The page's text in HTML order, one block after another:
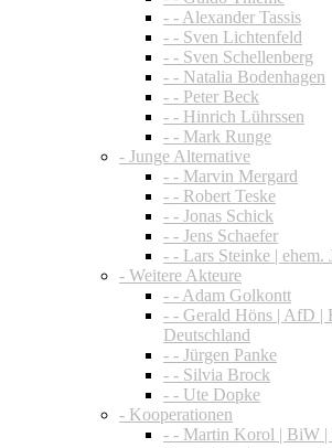
- - Alexander Tassis
- - Sven Lichtenfeld
- - Sven Schellenberg
- - Natalia Bodenhagen
- - Peter Beck
- - Hinrich Lührssen
- - Mark Runge
- Junge Alternative
- - Marvin Mergard
- - Robert Teske
- - Jonas Schick
- - Jens Schaefer
- - Lars Steinke | ehem.
- Weitere Akteure
- - Adam Golkontt
- - Gerald Höns | AfD |
Deutschland
- - Jürgen Panke
- - Silvia Brock
- - Ute Dopke
- Kooperationen
- - Martin Korol | BiW |